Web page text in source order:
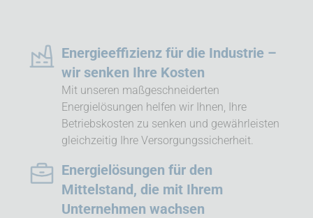
Energieeffizienz für die Industrie –
wir senken Ihre Kosten
Mit unseren maßgeschneiderten
Energielösungen helfen wir Ihnen, Ihre
Betriebskosten zu senken und gewährleisten
gleichzeitig Ihre Versorgungssicherheit.
Energielösungen für den
Mittelstand, die mit Ihrem
Unternehmen wachsen